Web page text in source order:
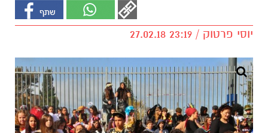
יוסי פרטוק / 23:19 27.02.18